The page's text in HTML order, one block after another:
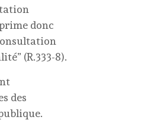
donc
(R.333-8).
des